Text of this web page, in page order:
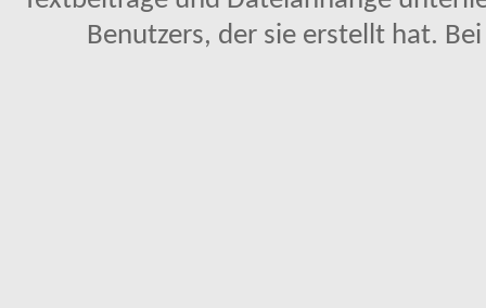
Benutzers, der sie erstellt hat.